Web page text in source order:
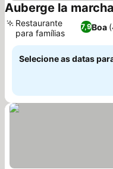
Auberge la
7,9Boa
Restaurante
para famílias
Selecione as datas